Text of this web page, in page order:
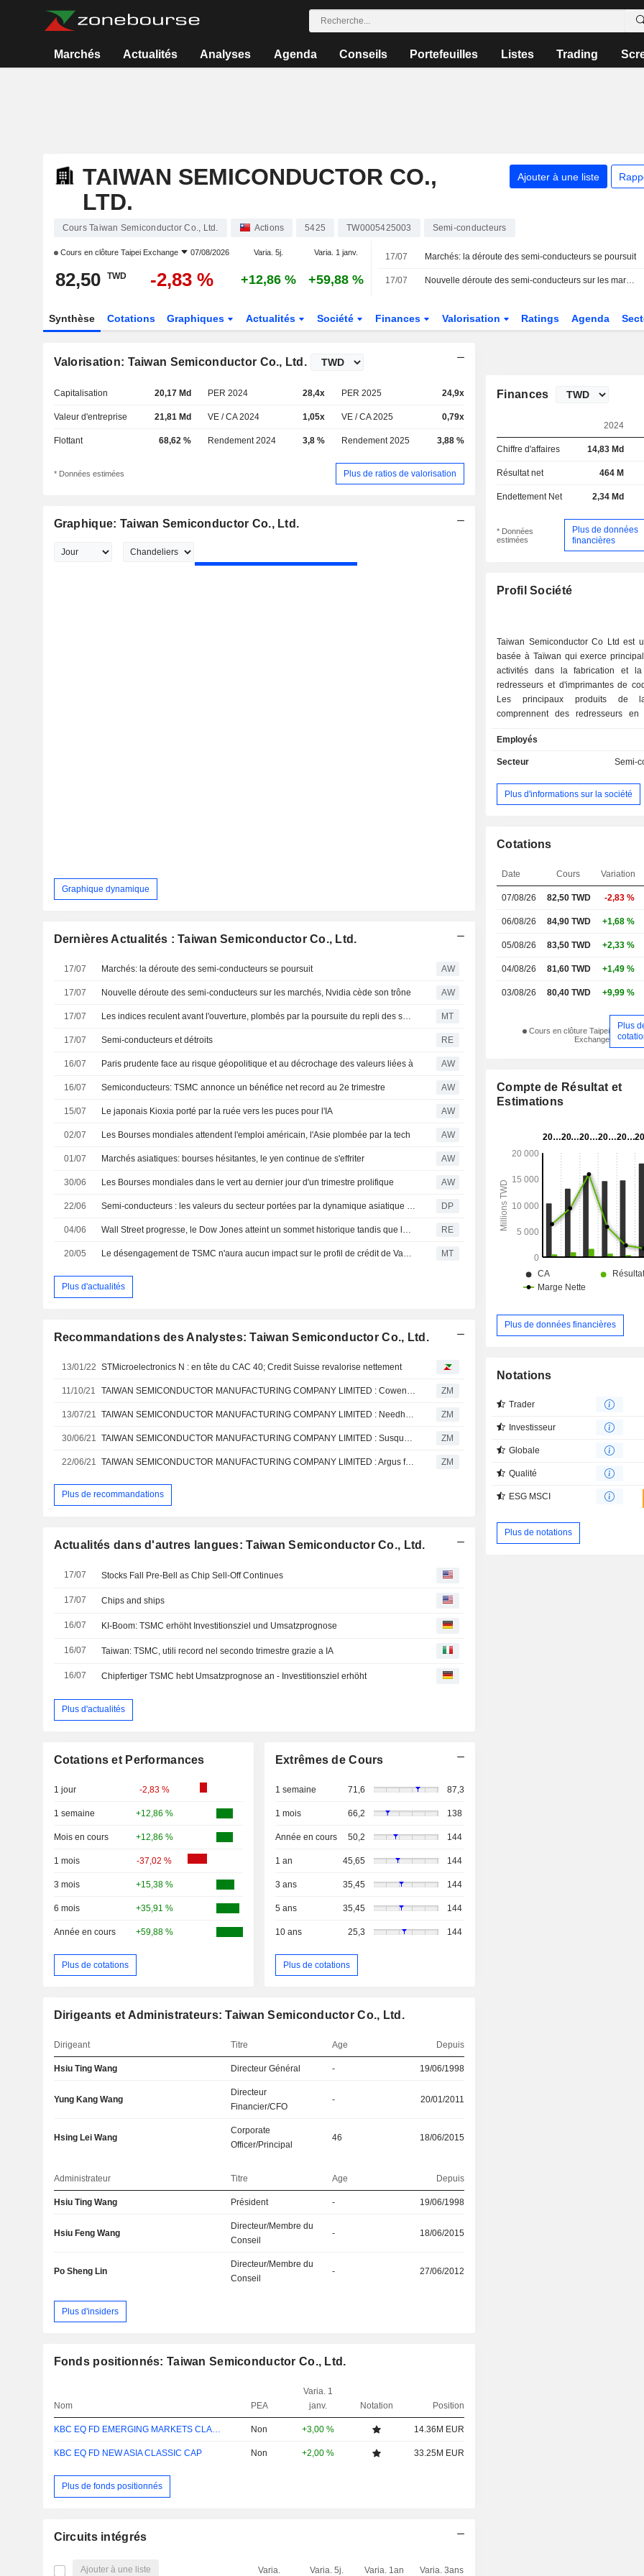
Marchés Actualités Analyses Agenda Conseils Portefeuilles Listes Trading
TAIWAN SEMICONDUCTOR CO.,
LTD.
Ajouter à une liste
Cours Taiwan Semiconductor Co., Ltd. Actions 5425 TW0005425003 Semi-conducteurs
Cours en clôture Taipei Exchange 07/08/2026 Varia. 5j. Varia. 1 janv.
82,50 TWD -2,83 % +12,86 % +59,88 %
17/07 Marchés: la déroute des semi-conducteurs se poursuit
17/07 Nouvelle déroute des semi-conducteurs sur les marchés, Nvidia cède son trône
Synthèse Cotations Graphiques Actualités Société Finances Valorisation Ratings Agenda
Valorisation: Taiwan Semiconductor Co., Ltd.
Capitalisation 20,17 Md PER 2024 28,4x PER 2025 24,9x
Valeur d'entreprise 21,81 Md VE / CA 2024 1,05x VE / CA 2025 0,79x
Flottant 68,62 % Rendement 2024 3,8 % Rendement 2025 3,88 %
* Données estimées Plus de ratios de valorisation
Graphique: Taiwan Semiconductor Co., Ltd.
Graphique dynamique
Dernières Actualités : Taiwan Semiconductor Co., Ltd.
17/07 Marchés: la déroute des semi-conducteurs se poursuit AW
17/07 Nouvelle déroute des semi-conducteurs sur les marchés, Nvidia cède son trône AW
17/07 Les indices reculent avant l'ouverture, plombés par la poursuite du repli des semi-conducteurs MT
17/07 Semi-conducteurs et détroits RE
16/07 Paris prudente face au risque géopolitique et au décrochage des valeurs liées à AW
16/07 Semiconducteurs: TSMC annonce un bénéfice net record au 2e trimestre AW
15/07 Le japonais Kioxia porté par la ruée vers les puces pour l'IA AW
02/07 Les Bourses mondiales attendent l'emploi américain, l'Asie plombée par la tech AW
01/07 Marchés asiatiques: bourses hésitantes, le yen continue de s'effriter AW
30/06 Les Bourses mondiales dans le vert au dernier jour d'un trimestre prolifique AW
22/06 Semi-conducteurs : les valeurs du secteur portées par la dynamique asiatique après les nouvelles du Moyen-Orient DP
04/06 Wall Street progresse, le Dow Jones atteint un sommet historique tandis que le repli des puces limite les gains du Nasdaq RE
20/05 Le désengagement de TSMC n'aura aucun impact sur le profil de crédit de Vanguard International Semiconductor, selon S&P MT
Plus d'actualités
Recommandations des Analystes: Taiwan Semiconductor Co., Ltd.
13/01/22 STMicroelectronics N : en tête du CAC 40; Credit Suisse revalorise nettement
11/10/21 ZM
13/07/21 ZM
30/06/21 ZM
22/06/21 TAIWAN SEMICONDUCTOR MANUFACTURING COMPANY LIMITED : Argus favorable sur le dossier ZM
Plus de recommandations
Actualités dans d'autres langues: Taiwan Semiconductor Co., Ltd.
17/07 Stocks Fall Pre-Bell as Chip Sell-Off Continues
17/07 Chips and ships
16/07 KI-Boom: TSMC erhöht Investitionsziel und Umsatzprognose
16/07 Taiwan: TSMC, utili record nel secondo trimestre grazie a IA
16/07 Chipfertiger TSMC hebt Umsatzprognose an - Investitionsziel erhöht
Plus d'actualités
Cotations et Performances
1 jour -2,83 %
1 semaine +12,86 %
Mois en cours +12,86 %
1 mois -37,02 %
3 mois +15,38 %
6 mois +35,91 %
Année en cours +59,88 %
Plus de cotations
Extrêmes de Cours
1 semaine 71,6 87,3
1 mois 66,2 138
Année en cours 50,2 144
1 an 45,65 144
3 ans 35,45 144
5 ans 35,45 144
10 ans 25,3 144
Plus de cotations
Dirigeants et Administrateurs: Taiwan Semiconductor Co., Ltd.
Dirigeant Titre Age Depuis
Hsiu Ting Wang Directeur Général - 19/06/1998
Yung Kang Wang
Directeur
Financier/CFO
- 20/01/2011
Hsing Lei Wang
Corporate
Officer/Principal
46 18/06/2015
Administrateur Titre Age Depuis
Hsiu Ting Wang Président - 19/06/1998
Hsiu Feng Wang
Directeur/Membre du
Conseil
- 18/06/2015
Po Sheng Lin
Directeur/Membre du
Conseil
- 27/06/2012
Plus d'insiders
Fonds positionnés: Taiwan Semiconductor Co., Ltd.
Nom PEA
Varia. 1
janv.
Notation Position
KBC EQ FD EMERGING MARKETS CLASSIC CAP Non +3,00 % 14.36M EUR
KBC EQ FD NEW ASIA CLASSIC CAP Non +2,00 % 33.25M EUR
Plus de fonds positionnés
Circuits intégrés
Ajouter à une liste Varia. Varia. 5j. Varia. 1an Varia. 3ans
Finances
2024
Chiffre d'affaires 14,83 Md
Résultat net 464 M
Endettement Net 2,34 Md
* Données
estimées
Plus de données
financières
Profil Société
Taiwan Semiconductor Co Ltd est
basée à Taïwan qui exerce
activités dans la fabrication et
redresseurs et d'imprimantes de
Les principaux produits de
comprennent des redresseurs en
des redresseurs rapides, des
rendement, des redresseurs
l'alimentation, des CI analogiques de
l'alimentation, des régulateurs à
transistors de puissance et des
principalement ses produits sur
asiatiques, américains et européens.
Employés
Secteur Semi-
Plus d'informations sur la société
Cotations
Date Cours Variation
07/08/26 82,50 TWD -2,83 %
06/08/26 84,90 TWD +1,68 %
05/08/26 83,50 TWD +2,33 %
04/08/26 81,60 TWD +1,49 %
03/08/26 80,40 TWD +9,99 %
Cours en clôture Taipei
Exchange
Plus
Compte de Résultat et
Estimations
Plus de données financières
Notations
Trader
Investisseur
Globale
Qualité
ESG MSCI
Plus de notations